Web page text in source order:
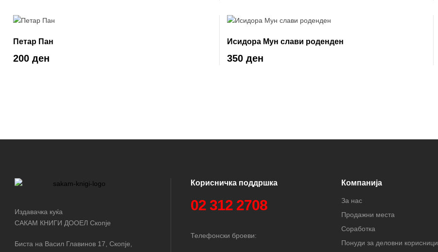
Петар Пан
200 ден
Исидора Мун слави роденден
350 ден
Издавачка куќа
САКАМ КНИГИ ДООЕЛ Скопје
Биста на Васил Главинов 17, Скопје,
Корисничка поддршка
02 312 2708
Телефонски броеви:
Компанија
За нас
Продажни места
Соработка
Понуди за деловни корисници